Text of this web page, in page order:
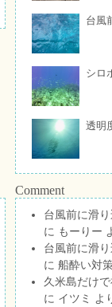
台風
シロ
透明
Comment
台風前に滑
に もーりー
台風前に滑
に 船酔い対
久米島だけ
に イツミ
よ